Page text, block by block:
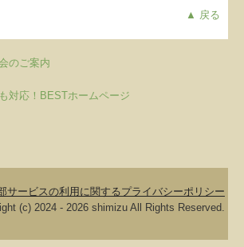
▲ 戻る
サービスの利用に関するプライバシーポリシー
(c) 2024 - 2026 shimizu All Rights Reserved.